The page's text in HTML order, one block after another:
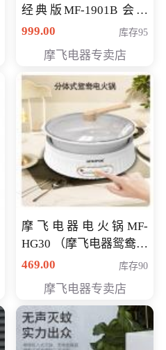
经典版MF-1901B 会员
专享价399元
999.00 库存95
摩飞电器专卖店
摩飞电器电火锅MF-
HG30 （摩飞电器鸳鸯锅
MF-HG30 ） 会员专享价
469.00 库存90
摩飞电器专卖店